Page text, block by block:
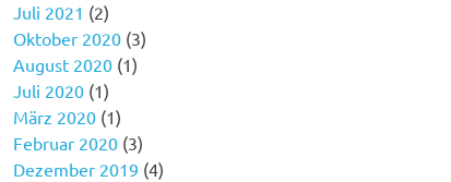
Juli 2021 (2)
Oktober 2020 (3)
August 2020 (1)
Juli 2020 (1)
März 2020 (1)
Februar 2020 (3)
Dezember 2019 (4)